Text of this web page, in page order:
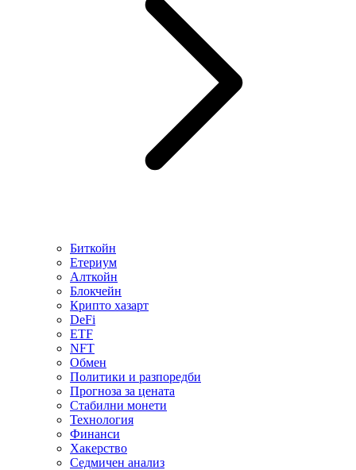
Биткойн
Етериум
Алткойн
Блокчейн
Крипто хазарт
DeFi
ETF
NFT
Обмен
Политики и разпоредби
Прогноза за цената
Стабилни монети
Технология
Финанси
Хакерство
Седмичен анализ